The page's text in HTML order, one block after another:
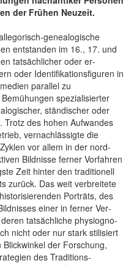
der Frühen Neuzeit.
genealogische
ent­standen im 16., 17. und
tat­sächlicher oder er­
oder Identifikations­figuren in
parallel zu
spezialisierter
ständischer oder
des hohen Auf­wandes
ver­nachlässigte die
vor allem in der nord­
Bild­nisse ferner Vor­fahren
Zeit hinter den traditionell
zurück. Das weit verbreitete
Porträts, des
einer in ferner Ver­
tatsäch­liche physiogno­
nicht oder nur stark stilisiert
der Fo­rschung,
des Traditions­